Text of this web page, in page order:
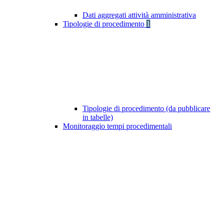
Dati aggregati attività amministrativa
Tipologie di procedimento 1
Tipologie di procedimento (da pubblicare
in tabelle)
Monitoraggio tempi procedimentali